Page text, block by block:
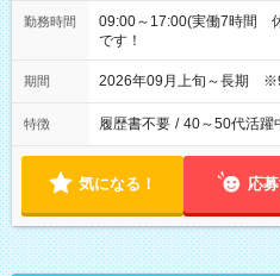
勤務時間
09:00～17:00(実働7時間
です！
期間 2026年09月上旬～長期
特徴 履歴書不要 / 40～50代活躍
気になる！ 応